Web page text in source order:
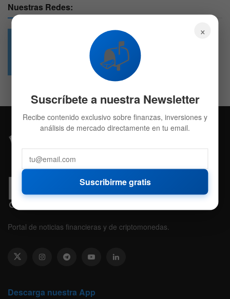
Nuestras Redes:
4.7k
Followers
Portal de noticias financieras y de criptomonedas.
Descarga nuestra App
×
📬
Suscríbete a nuestra Newsletter
Recibe contenido exclusivo sobre finanzas, inversiones y
análisis de mercado directamente en tu email.
Suscribirme gratis